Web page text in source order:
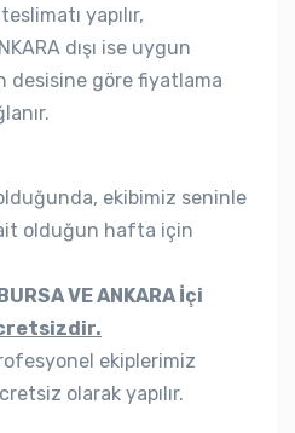
yapılır,
dışı ise uygun
desisine göre fiyatlama
ekibimiz seninle
olduğun hafta için
VE ANKARA İçi
ekiplerimiz
olarak yapılır.